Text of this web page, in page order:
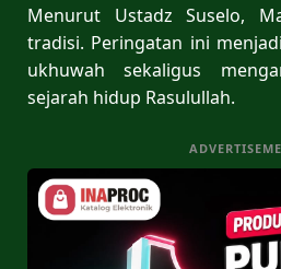
Menurut Ustadz Suselo,
tradisi. Peringatan ini
ukhuwah sekaligus
sejarah hidup Rasulullah.